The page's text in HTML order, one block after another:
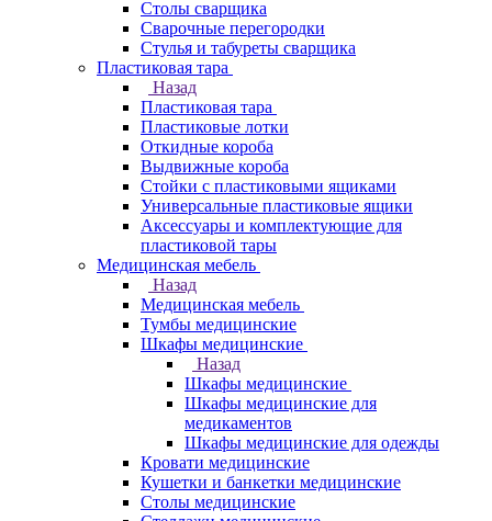
Столы сварщика
Сварочные перегородки
Стулья и табуреты сварщика
Пластиковая тара
Назад
Пластиковая тара
Пластиковые лотки
Откидные короба
Выдвижные короба
Стойки с пластиковыми ящиками
Универсальные пластиковые ящики
Аксессуары и комплектующие для
пластиковой тары
Медицинская мебель
Назад
Медицинская мебель
Тумбы медицинские
Шкафы медицинские
Назад
Шкафы медицинские
Шкафы медицинские для
медикаментов
Шкафы медицинские для одежды
Кровати медицинские
Кушетки и банкетки медицинские
Столы медицинские